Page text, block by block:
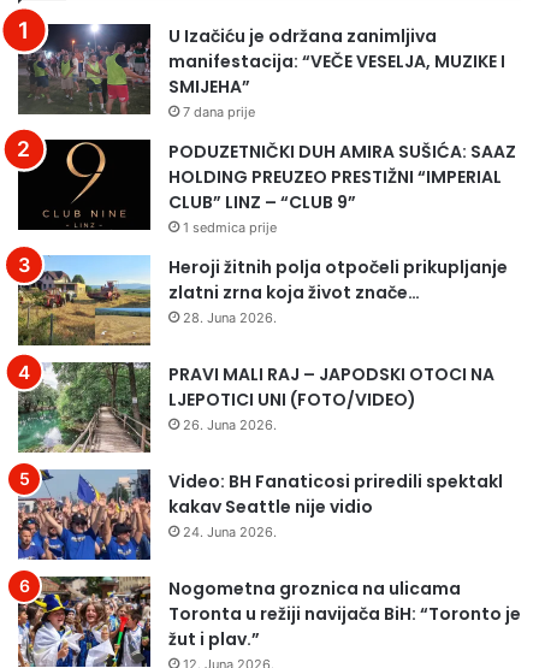
U Izačiću je održana zanimljiva
manifestacija: “VEČE VESELJA, MUZIKE I
SMIJEHA”
7 dana prije
PODUZETNIČKI DUH AMIRA SUŠIĆA: SAAZ
HOLDING PREUZEO PRESTIŽNI “IMPERIAL
CLUB” LINZ – “CLUB 9”
1 sedmica prije
Heroji žitnih polja otpočeli prikupljanje
zlatni zrna koja život znače…
28. Juna 2026.
PRAVI MALI RAJ – JAPODSKI OTOCI NA
LJEPOTICI UNI (FOTO/VIDEO)
26. Juna 2026.
Video: BH Fanaticosi priredili spektakl
kakav Seattle nije vidio
24. Juna 2026.
Nogometna groznica na ulicama
Toronta u režiji navijača BiH: “Toronto je
žut i plav.”
12. Juna 2026.